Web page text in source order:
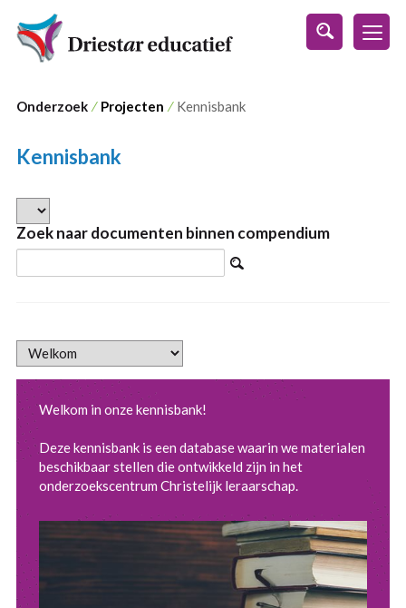
s
Onderzoek ⁄ Projecten ⁄ Kennisbank
Kennisbank
Zoek naar documenten binnen compendium
Welkom in onze kennisbank!
Deze kennisbank is een database waarin we materialen
beschikbaar stellen die ontwikkeld zijn in het
onderzoekscentrum Christelijk leraarschap.